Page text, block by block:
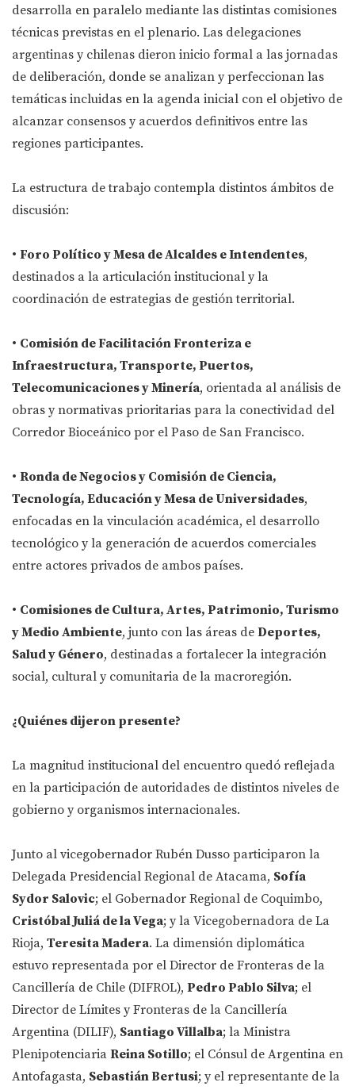
desarrolla en paralelo mediante las distintas comisiones
técnicas previstas en el plenario. Las delegaciones
argentinas y chilenas dieron inicio formal a las jornadas
de deliberación, donde se analizan y perfeccionan las
temáticas incluidas en la agenda inicial con el objetivo de
alcanzar consensos y acuerdos definitivos entre las
regiones participantes.
La estructura de trabajo contempla distintos ámbitos de
discusión:
• Foro Político y Mesa de Alcaldes e Intendentes,
destinados a la articulación institucional y la
coordinación de estrategias de gestión territorial.
• Comisión de Facilitación Fronteriza e
Infraestructura, Transporte, Puertos,
Telecomunicaciones y Minería, orientada al análisis de
obras y normativas prioritarias para la conectividad del
Corredor Bioceánico por el Paso de San Francisco.
• Ronda de Negocios y Comisión de Ciencia,
Tecnología, Educación y Mesa de Universidades,
enfocadas en la vinculación académica, el desarrollo
tecnológico y la generación de acuerdos comerciales
entre actores privados de ambos países.
• Comisiones de Cultura, Artes, Patrimonio, Turismo
y Medio Ambiente, junto con las áreas de Deportes,
Salud y Género, destinadas a fortalecer la integración
social, cultural y comunitaria de la macroregión.
¿Quiénes dijeron presente?
La magnitud institucional del encuentro quedó reflejada
en la participación de autoridades de distintos niveles de
gobierno y organismos internacionales.
Junto al vicegobernador Rubén Dusso participaron la
Delegada Presidencial Regional de Atacama, Sofía
Sydor Salovic; el Gobernador Regional de Coquimbo,
Cristóbal Juliá de la Vega; y la Vicegobernadora de La
Rioja, Teresita Madera. La dimensión diplomática
estuvo representada por el Director de Fronteras de la
Cancillería de Chile (DIFROL), Pedro Pablo Silva; el
Director de Límites y Fronteras de la Cancillería
Argentina (DILIF), Santiago Villalba; la Ministra
Plenipotenciaria Reina Sotillo; el Cónsul de Argentina en
Antofagasta, Sebastián Bertusi; y el representante de la